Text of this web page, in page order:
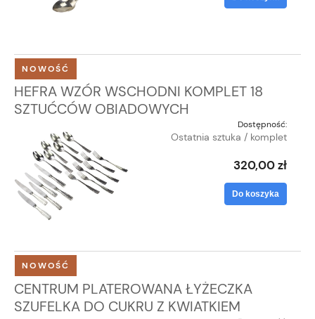
HEFRA WZÓR WSCHODNI KOMPLET 18
SZTUĆCÓW OBIADOWYCH
Dostępność:
Ostatnia sztuka / komplet
320,00 zł
Do koszyka
NOWOŚĆ
CENTRUM PLATEROWANA ŁYŻECZKA
SZUFELKA DO CUKRU Z KWIATKIEM
NOWOŚĆ